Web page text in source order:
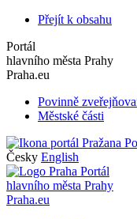
Přejít k obsahu
Portál
hlavního města Prahy
Praha.eu
Povinně
Městské části
Česky English
Portál
hlavního města Prahy
Praha.eu